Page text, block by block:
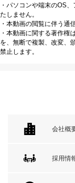
・パソコンや端末のOS
たしません。
・本動画の閲覧に伴う通
・本動画に関する著作権
を、無断で複製、改変、
禁止します。
会社概
採用情